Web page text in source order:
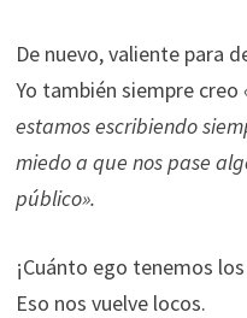
De nuevo, valiente para
Yo también siempre creo
estamos escribiendo
miedo a que nos pase
público».
¡Cuánto ego tenemos
Eso nos vuelve locos.